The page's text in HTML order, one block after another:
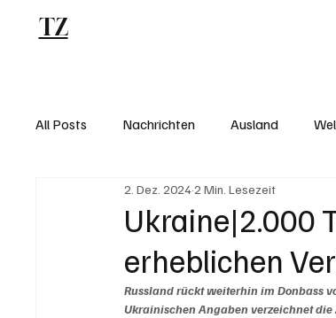
TZ
All Posts Nachrichten Ausland
Ukraine|2.000
erheblichen
2. Dez. 20242 Min. Lesezeit
Russland rückt weiterhin im Donbass
Ukrainischen Angaben verzeichnet die